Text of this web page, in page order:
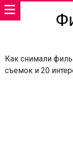
Как снимали
съемок и 20